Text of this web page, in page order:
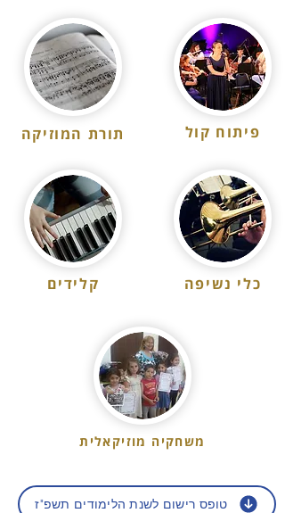
פיתוח קול תורת המוזיקה
קלידים כלי נשיפה
משחקיה מוזיקאלית
טופס רישום לשנת הלימודים תשפ"ז